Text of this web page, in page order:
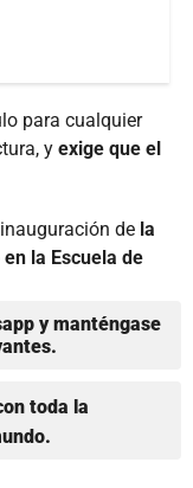
para cualquier
y exige que el
de la
la Escuela de
y manténgase
toda la